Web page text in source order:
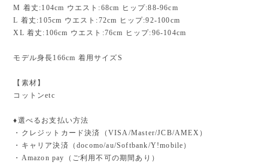
M 着丈:104cm ウエスト:68cm ヒップ:88-96cm
L 着丈:105cm ウエスト:72cm ヒップ:92-100cm
XL 着丈:106cm ウエスト:76cm ヒップ:96-104cm
モデル身長166cm 着用サイズS
【素材】
コットンetc
♦︎選べるお支払い方法
・クレジットカード決済（VISA/Master/JCB/AMEX）
・キャリア決済（docomo/au/Softbank/Y!mobile）
・Amazon pay（ご利用不可の期間あり）